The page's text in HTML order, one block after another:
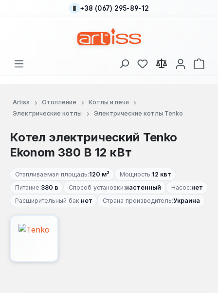
Перейти к основному содержанию
+38 (067) 295-89-12
У вас есть товары
В
Artiss Отопление
Котлы и печи
Электрические котлы
Электрические котлы Tenko
Котел электрический Tenko
Ekonom 380 В 12 кВт
Отапливаемая площадь:120 м² Мощность:12 квт
Питание:380 в Способ установки:настенный Насос:нет
Расширительный бак:нет Страна производитель:Украина